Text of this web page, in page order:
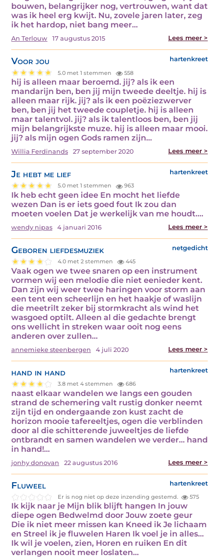
bouwen, belangrijker nog, vertrouwen, want dat
was ik heel erg kwijt. Nu, zovele jaren later, zeg
ik het hardop, niet bang meer…
An Terlouw 17 augustus 2015 Lees meer >
Voor jou hartenkreet
5.0 met 1 stemmen 558
hij is alleen maar beroemd. jij? als ik een
mandarijn ben, ben jij mijn tweede deeltje. hij is
alleen maar rijk. jij? als ik een poëziezwerver
ben, ben jij het tweede coupletje. hij is alleen
maar talentvol. jij? als ik talentloos ben, ben jij
mijn belangrijkste muze. hij is alleen maar mooi.
jij? als mijn ogen Gods ramen zijn…
Willia Ferdinands 27 september 2020 Lees meer >
Je hebt me lief hartenkreet
5.0 met 1 stemmen 963
Ik heb echt geen idee En mocht het liefde
wezen Dan is er iets goed fout Ik zou dan
moeten voelen Dat je werkelijk van me houdt.…
wendy nipas 4 januari 2016 Lees meer >
Geboren liefdesmuziek netgedicht
4.0 met 2 stemmen 445
Vaak ogen we twee snaren op een instrument
vormen wij een melodie die niet eenieder kent.
Dan zijn wij weer twee haringen voor storm aan
een tent een scheerlijn en het haakje of waslijn
die meetrilt zeker bij stormkracht als wind het
wasgoed optilt. Alleen al die gedachte brengt
ons wellicht in streken waar ooit nog eens
anderen over zullen…
annemieke steenbergen 4 juli 2020 Lees meer >
hand in hand hartenkreet
3.8 met 4 stemmen 686
naast elkaar wandelen we langs een gouden
strand de schemering valt rustig donker neemt
zijn tijd en ondergaande zon kust zacht de
horizon mooie tafereeltjes, ogen die verblinden
door al die schitterende juweeltjes de liefde
ontbrandt en samen wandelen we verder… hand
in hand!…
jonhy donovan 22 augustus 2016 Lees meer >
Fluweel hartenkreet
Er is nog niet op deze inzending gestemd. 575
Ik kijk naar je Mijn blik blijft hangen In jouw
diepe ogen Bedwelmd door Jouw zoete geur
Die ik niet meer missen kan Kneed ik Je lichaam
en Streel ik je fluwelen Haren Ik voel je in alles...
Ik wil je voelen, zien, Horen en ruiken En dit
verlangen nooit meer loslaten…